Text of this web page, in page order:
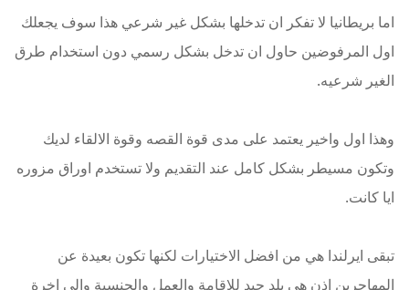
اما بريطانيا لا تفكر ان تدخلها بشكل غير شرعي هذا سوف يجعلك
اول المرفوضين حاول ان تدخل بشكل رسمي دون استخدام طرق
الغير شرعيه.
وهذا اول واخير يعتمد على مدى قوة القصه وقوة الالقاء لديك
وتكون مسيطر بشكل كامل عند التقديم ولا تستخدم اوراق مزوره
ايا كانت.
تبقى ايرلندا هي من افضل الاختيارات لكنها تكون بعيدة عن
المهاجرين اذن هي بلد جيد للاقامة والعمل والجنسية والى اخرة